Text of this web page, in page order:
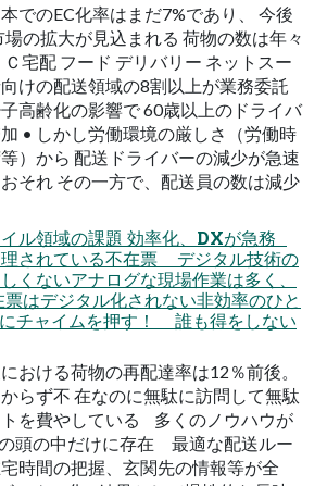
でのEC化率はまだ7%であり、 今後
場の拡大が見込まれる 荷物の数は年々
宅配 フード デリバリー ネットスー
けの配送領域の8割以上が業務委託
高齢化の影響で 60歳以上のドライバ
• しかし労働環境の厳しさ（労働時
）から 配送ドライバーの減少が急速
それ その一方で、配送員の数は減少
ル領域の課題 効率化、DXが急務
されている不在票 デジタル技術の
くないアナログな現場作業は多く、
はデジタル化されない非効率のひと
チャイムを押す！ 誰も得をしない
おける荷物の再配達率は12％前後。
らず不 在なのに無駄に訪問して無駄
を費やしている 多くのノウハウが
頭の中だけに存在 最適な配送ルー
時間の把握、玄関先の情報等が全